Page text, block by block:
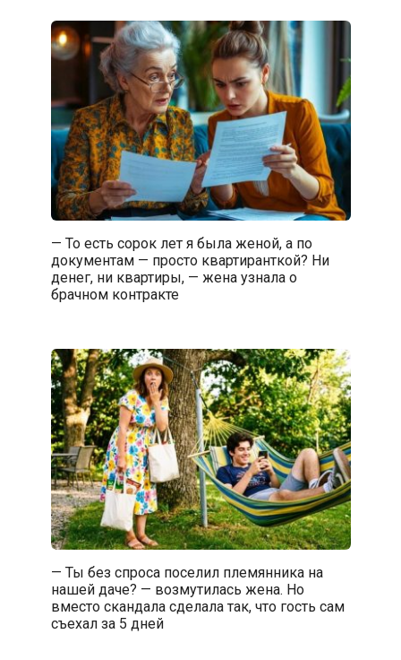
— То есть сорок лет я была женой, а по
документам — просто квартиранткой? Ни
денег, ни квартиры, — жена узнала о
брачном контракте
— Ты без спроса поселил племянника на
нашей даче? — возмутилась жена. Но
вместо скандала сделала так, что гость сам
съехал за 5 дней